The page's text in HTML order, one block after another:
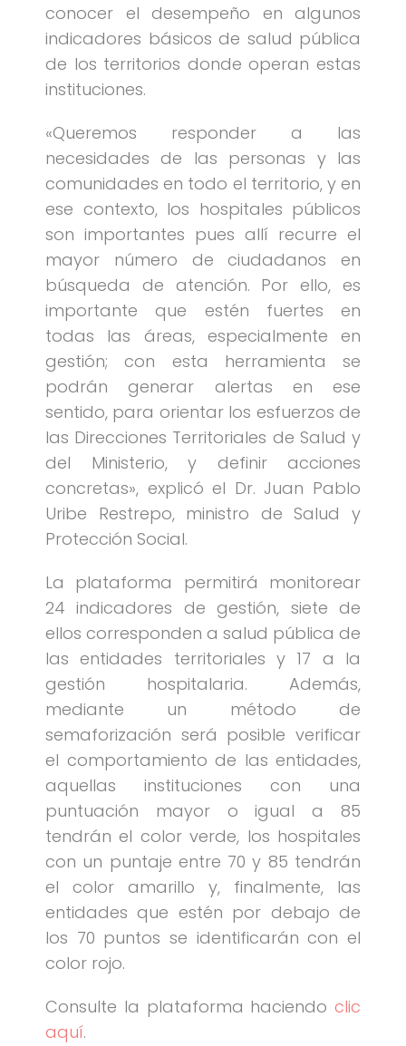
conocer el desempeño en algunos
indicadores básicos de salud pública
de los territorios donde operan estas
instituciones.
«Queremos responder a las
necesidades de las personas y las
comunidades en todo el territorio, y en
ese contexto, los hospitales públicos
son importantes pues allí recurre el
mayor número de ciudadanos en
búsqueda de atención. Por ello, es
importante que estén fuertes en
todas las áreas, especialmente en
gestión; con esta herramienta se
podrán generar alertas en ese
sentido, para orientar los esfuerzos de
las Direcciones Territoriales de Salud y
del Ministerio, y definir acciones
concretas», explicó el Dr. Juan Pablo
Uribe Restrepo, ministro de Salud y
Protección Social.
La plataforma permitirá monitorear
24 indicadores de gestión, siete de
ellos corresponden a salud pública de
las entidades territoriales y 17 a la
gestión hospitalaria. Además,
mediante un método de
semaforización será posible verificar
el comportamiento de las entidades,
aquellas instituciones con una
puntuación mayor o igual a 85
tendrán el color verde, los hospitales
con un puntaje entre 70 y 85 tendrán
el color amarillo y, finalmente, las
entidades que estén por debajo de
los 70 puntos se identificarán con el
color rojo.
Consulte la plataforma haciendo clic
aquí.